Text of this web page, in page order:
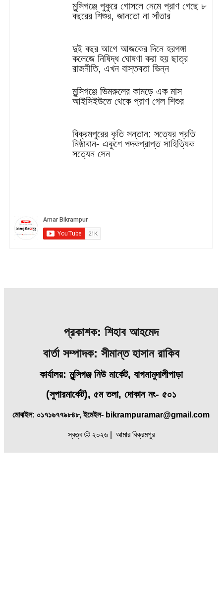
মুন্সিগঞ্জে পুকুরে গোসলে নেমে প্রাণ গেছে ৮
বছরের শিশুর, জানতো না সাঁতার
দুই বছর আগে আজকের দিনে হরগঙ্গা
কলেজে নিষিদ্ধ ঘোষণা করা হয় ছাত্র
রাজনীতি, এখন বাস্তবতা ভিন্ন
মুন্সিগঞ্জে ভিমরুলের কামড়ে এক মাস
আইসিইউতে থেকে প্রাণ গেল শিশুর
বিক্রমপুরের কৃতি সন্তান: সত্যের প্রতি
নিষ্ঠাবান- একুশে পদকপ্রাপ্ত সাহিত্যিক
সত্যেন সেন
প্রকাশক: শিহাব আহমেদ
বার্তা সম্পাদক: সীমান্ত হাসান রাকিব
কার্যালয়: মুন্সিগঞ্জ নিউ মার্কেট, বাগমামুদালীপাড়া
(সুপারমার্কেট), ৫ম তলা, দোকান নং- ৫০১
মোবাইল: ০১৭১৬৭৭৯৮৪৮, ইমেইল- bikrampuramar@gmail.com
স্বত্ব © ২০২৬ | আমার বিক্রমপুর